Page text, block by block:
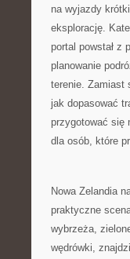
na wyjazdy
eksplorację.
portal powstał z
planowanie
terenie. Zamiast
jak dopasować
przygotować się
dla osób, które
Nowa Zelandia
praktyczne
wybrzeża,
wędrówki,